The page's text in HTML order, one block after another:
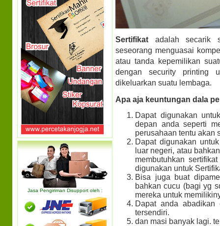
Jasa Pengiriman Disupport oleh :
Sertifikat adalah secarik
seseorang menguasai
atau tanda kepemilikan
dengan security printing
dikeluarkan suatu lembaga.
Apa aja keuntungan dala
Dapat digunakan
depan anda seperti
perusahaan tentu akan
Dapat digunakan
luar negeri, atau
membutuhkan
digunakan untuk
Bisa juga buat
bahkan cucu (bagi yg
mereka untuk
Dapat anda
tersendiri.
dan masi banyak lagi.